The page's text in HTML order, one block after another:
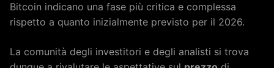
Bitcoin indicano una fase più critica e complessa
rispetto a quanto inizialmente previsto per il 2026.
La comunità degli investitori e degli analisti si trova